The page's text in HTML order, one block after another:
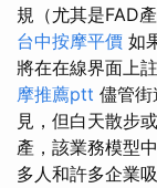
規（尤其是FAD
台中按摩平價 如
將在在線界面上
摩推薦ptt 儘管
見，但白天散步
產，該業務模型
多人和許多企業